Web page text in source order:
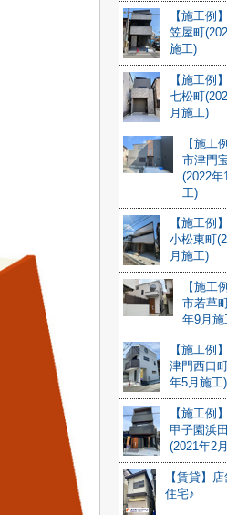
【施工例
笠屋町
施工)
【施工例
七松町
月施工)
【施工
市津門
(2022年
工)
【施工例
小松東町
月施工)
【施工
市若草
年9月施
【施工例
津門西口
年5月施工)
【施工例
甲子園浜
(2021年2
【賃貸】
住宅♪